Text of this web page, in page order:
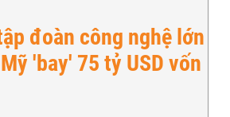
đoàn công nghệ lớn
'bay' 75 tỷ USD vốn